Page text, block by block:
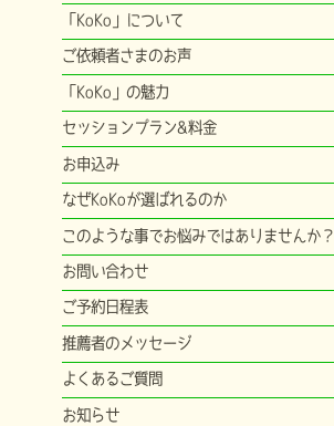
「KoKo」について
ご依頼者さまのお声
「KoKo」の魅力
セッションプラン&料金
お申込み
なぜKoKoが選ばれるのか
このような事でお悩みではありませんか？
お問い合わせ
ご予約日程表
推薦者のメッセージ
よくあるご質問
お知らせ